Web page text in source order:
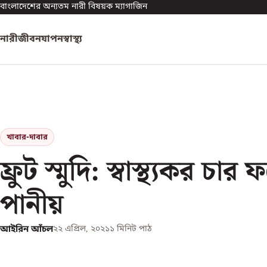
বাংলাদেশের অন্যতম নারী বিষয়ক ম্যাগাজিন
নারীজীবনযাপনস্বাস্থ্য
খাবার-দাবার
ফ্রুট স্মুদি: স্বাস্থ্যকর চার
পানীয়
আইরিন আঁচল২২ এপ্রিল, ২০২১১ মিনিট পাঠ